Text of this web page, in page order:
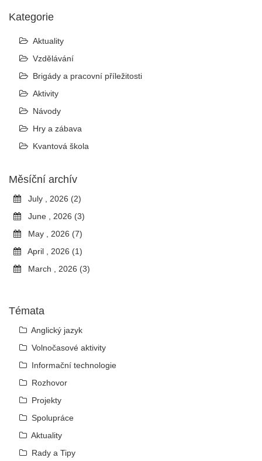
Kategorie
Aktuality
Vzdělávání
Brigády a pracovní příležitosti
Aktivity
Návody
Hry a zábava
Kvantová škola
Měsíční archív
July , 2026 (2)
June , 2026 (3)
May , 2026 (7)
April , 2026 (1)
March , 2026 (3)
Témata
Anglický jazyk
Volnočasové aktivity
Informační technologie
Rozhovor
Projekty
Spolupráce
Aktuality
Rady a Tipy